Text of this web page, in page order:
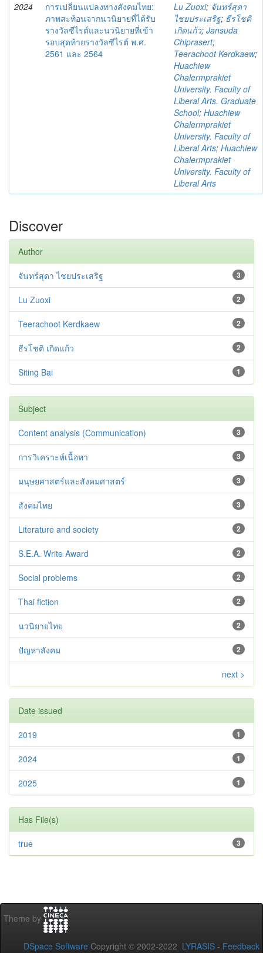
2024
การเปลี่ยนแปลงทางสังคมไทย:
ภาพสะท้อนจากนวนิยายที่ได้รับ
รางวัลซีไรต์และนวนิยายที่เข้า
รอบสุดท้ายรางวัลซีไรต์ พ.ศ.
2561 และ 2564
Lu Zuoxi; จันทร์สุดา
ไชยประเสริฐ; ธีรโชติ
เกิดแก้ว; Jansuda
Chiprasert;
Teerachoot Kerdkaew;
Huachiew
Chalermprakiet
University. Faculty of
Liberal Arts. Graduate
School; Huachiew
Chalermprakiet
University. Faculty of
Liberal Arts; Huachiew
Chalermprakiet
University. Faculty of
Liberal Arts
Discover
Author
3
จันทร์สุดา ไชยประเสริฐ
2
Lu Zuoxi
2
Teerachoot Kerdkaew
2
ธีรโชติ เกิดแก้ว
1
Siting Bai
Subject
3
Content analysis (Communication)
3
การวิเคราะห์เนื้อหา
3
มนุษยศาสตร์และสังคมศาสตร์
3
สังคมไทย
2
Literature and society
2
S.E.A. Write Award
2
Social problems
2
Thai fiction
2
นวนิยายไทย
2
ปัญหาสังคม
next >
Date issued
1
2019
1
2024
1
2025
Has File(s)
3
true
Theme by
DSpace Software Copyright © 2002-2022 LYRASIS - Feedback